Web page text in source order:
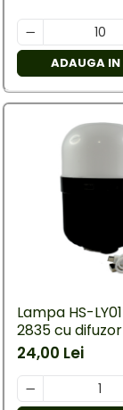
ADAUGA IN
Lampa HS-
2835 cu
conectare
24,00 Lei